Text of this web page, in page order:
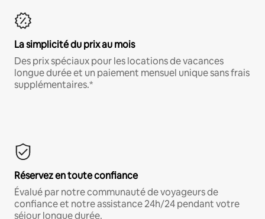
La simplicité du prix au mois
Des prix spéciaux pour les locations de vacances
longue durée et un paiement mensuel unique sans frais
supplémentaires.*
Réservez en toute confiance
Évalué par notre communauté de voyageurs de
confiance et notre assistance 24h/24 pendant votre
séjour longue durée.